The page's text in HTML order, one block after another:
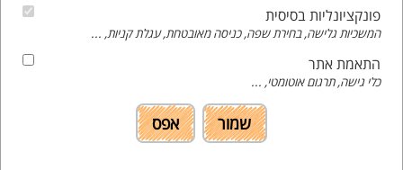
עלות נלווים:
תשלומים יחד עם שכ"ל.
לפרטי הרישום והתשלום לחץ כאן
פונקציונליות בסיסית
המשכיות גלישה, בחירת שפה, כניסה מאובטחת, עגלת קניות, ...
התאמת אתר
כלי גישה, תרגום אוטומטי, ...
שמור אפס